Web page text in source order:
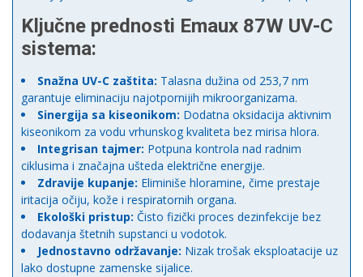
Ključne prednosti Emaux 87W UV-C
sistema:
Snažna UV-C zaštita: Talasna dužina od 253,7 nm
garantuje eliminaciju najotpornijih mikroorganizama.
Sinergija sa kiseonikom: Dodatna oksidacija aktivnim
kiseonikom za vodu vrhunskog kvaliteta bez mirisa hlora.
Integrisan tajmer: Potpuna kontrola nad radnim
ciklusima i značajna ušteda električne energije.
Zdravije kupanje: Eliminiše hloramine, čime prestaje
iritacija očiju, kože i respiratornih organa.
Ekološki pristup: Čisto fizički proces dezinfekcije bez
dodavanja štetnih supstanci u vodotok.
Jednostavno održavanje: Nizak trošak eksploatacije uz
lako dostupne zamenske sijalice.